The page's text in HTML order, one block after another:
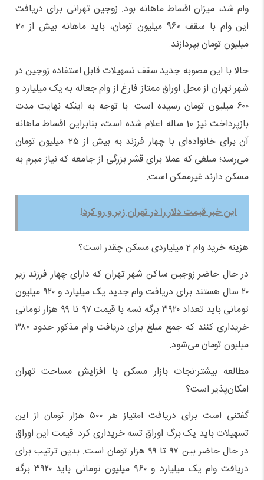
وام شد، میزان اقساط ماهانه بود. زوجین تهرانی برای دریافت
این وام با سقف 960 میلیون تومان، باید ماهانه بیش از 20
میلیون تومان بپردازند.
حالا با این مصوبه جدید سقف تسهیلات قابل استفاده زوجین در
شهر تهران از محل اوراق ممتاز فارغ از وام جعاله به یک میلیارد و
۶۰۰ میلیون تومان رسیده است. با توجه به اینکه نهایت مدت
بازپرداخت نیز 10 ساله اعلام شده است، بنابراین اقساط ماهانه
آن برای خانواده‌ای با چهار فرزند به بیش از 25 میلیون تومان
می‌رسد؛ مبلغی که عملا برای قشر بزرگی از جامعه که نیاز مبرم به
مسکن دارند غیرممکن است.
این خبر قیمت دلار را در تهران زیر و رو کرد!
هزینه خرید وام 2 میلیاردی مسکن چقدر است؟
در حال حاضر زوجین ساکن شهر تهران که دارای چهار فرزند زیر
۲۰ سال هستند برای دریافت وام جدید یک میلیارد و ۹۲۰ میلیون
تومانی باید تعداد ۳۹۲۰ برگه تسه با قیمت ۹۷ تا ۹۹ هزار تومانی
خریداری کنند که جمع مبلغ برای دریافت وام مذکور حدود ۳۸۰
میلیون تومان می‌شود.
مطالعه بیشتر:نجات بازار مسکن با افزایش مساحت تهران
امکان‌پذیر است؟
گفتنی است برای دریافت امتیاز هر ۵۰۰ هزار تومان از این
تسهیلات باید یک برگ اوراق تسه خریداری کرد. قیمت این اوراق
در حال حاضر بین ۹۷ تا ۹۹ هزار تومان است. بدین ترتیب برای
دریافت وام یک میلیارد و ۹۶۰ میلیون تومانی باید ۳۹۲۰ برگه